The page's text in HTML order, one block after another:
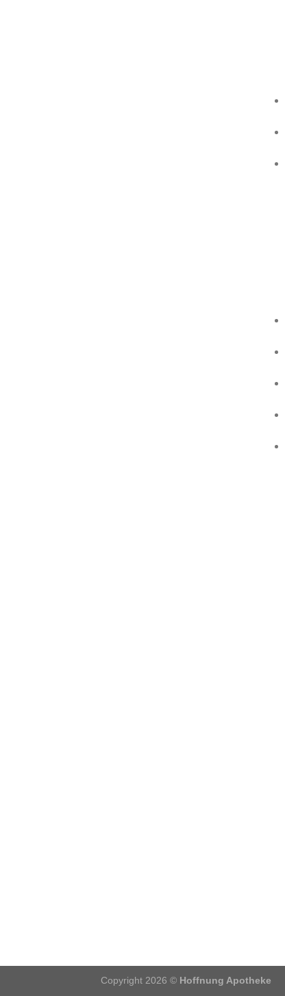
Copyright 2026 © Hoffnung Apotheke